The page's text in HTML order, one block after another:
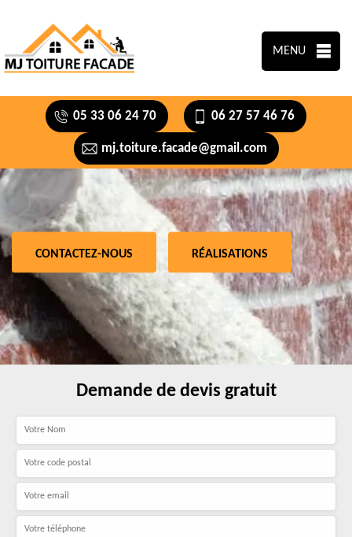
MENU
05 33 06 24 70 06 27 57 46 76
mj.toiture.facade@gmail.com
CONTACTEZ-NOUS RÉALISATIONS
Demande de devis gratuit